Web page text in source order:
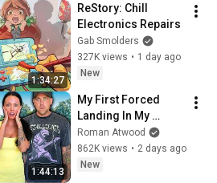
1:34:27
ReStory: Chill
Electronics Repairs
Gab Smolders
327K views • 1 day ago
New
1:44:13
My First Forced
Landing In My
Helicopter. Very
Scary Experience
But Everyone Is
Roman Atwood
862K views • 2 days ago
New